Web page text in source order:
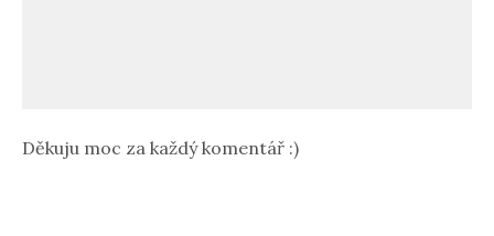
Děkuju moc za každý komentář :)